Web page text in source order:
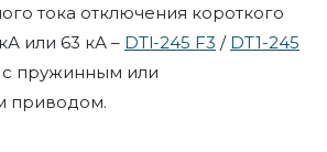
тока отключения короткого
или 63 кА – DTl-245 F3 / DT1-245
с пружинным или
приводом.